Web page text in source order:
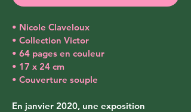
• Nicole Claveloux
• Collection Victor
• 64 pages en couleur
• 17 x 24 cm
• Couverture souple
En janvier 2020, une exposition